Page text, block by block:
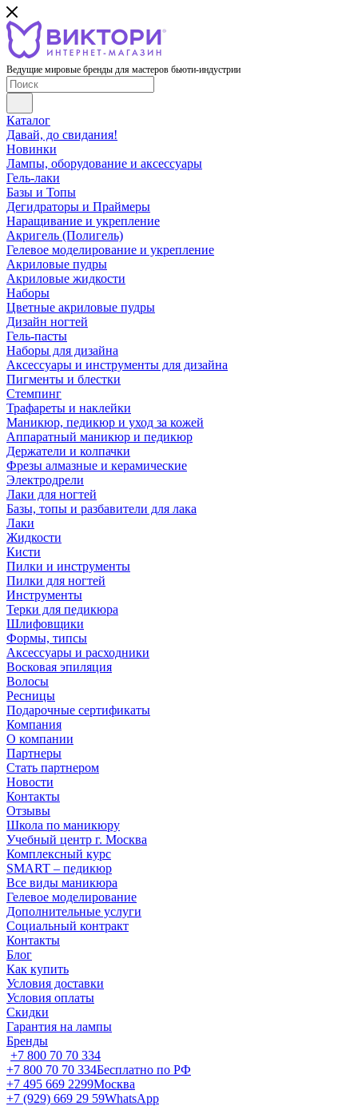
Ведущие мировые бренды для мастеров бьюти-индустрии
Каталог
Давай, до свидания!
Новинки
Лампы, оборудование и аксессуары
Гель-лаки
Базы и Топы
Дегидраторы и Праймеры
Наращивание и укрепление
Акригель (Полигель)
Гелевое моделирование и укрепление
Акриловые пудры
Акриловые жидкости
Наборы
Цветные акриловые пудры
Дизайн ногтей
Гель-пасты
Наборы для дизайна
Аксессуары и инструменты для дизайна
Пигменты и блестки
Стемпинг
Трафареты и наклейки
Маникюр, педикюр и уход за кожей
Аппаратный маникюр и педикюр
Держатели и колпачки
Фрезы алмазные и керамические
Электродрели
Лаки для ногтей
Базы, топы и разбавители для лака
Лаки
Жидкости
Кисти
Пилки и инструменты
Пилки для ногтей
Инструменты
Терки для педикюра
Шлифовщики
Формы, типсы
Аксессуары и расходники
Восковая эпиляция
Волосы
Ресницы
Подарочные сертификаты
Компания
О компании
Партнеры
Стать партнером
Новости
Контакты
Отзывы
Школа по маникюру
Учебный центр г. Москва
Комплексный курс
SMART – педикюр
Все виды маникюра
Гелевое моделирование
Дополнительные услуги
Социальный контракт
Контакты
Блог
Как купить
Условия доставки
Условия оплаты
Скидки
Гарантия на лампы
Бренды
+7 800 70 70 334
+7 800 70 70 334Бесплатно по РФ
+7 495 669 2299Москва
+7 (929) 669 29 59WhatsApp